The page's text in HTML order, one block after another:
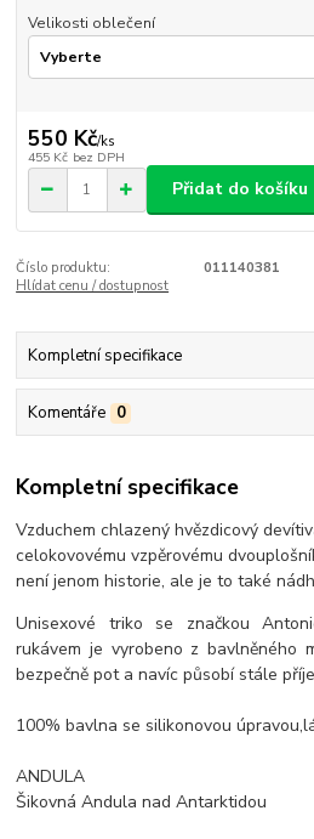
Velikosti oblečení
550 Kč/ks
455 Kč bez DPH
Přidat do košíku
Číslo produktu:
011140381
Hlídat cenu / dostupnost
Kompletní specifikace
Komentáře 0
Kompletní specifikace
Vzduchem chlazený hvězdicový
celokovovému vzpěrovému
není jenom historie, ale je to také
Unisexové triko se značkou
rukávem je vyrobeno z bavlněného
bezpečně pot a navíc působí stále
100% bavlna se silikonovou
ANDULA
Šikovná Andula nad Antarktidou